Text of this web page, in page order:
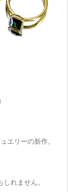
エリーの新作。
れません。